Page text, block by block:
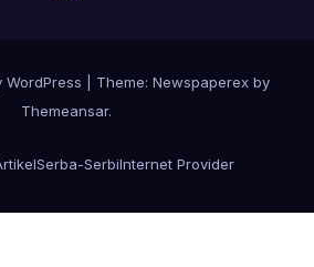
Theme: Newspaperex by
Themeansar.
Serba-SerbiInternet Provider